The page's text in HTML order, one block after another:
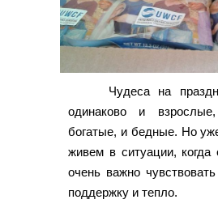
Чудеса на
одинаково и
богатые, и бедные. Но
живем в ситуации, когда
очень важно
поддержку и тепло.